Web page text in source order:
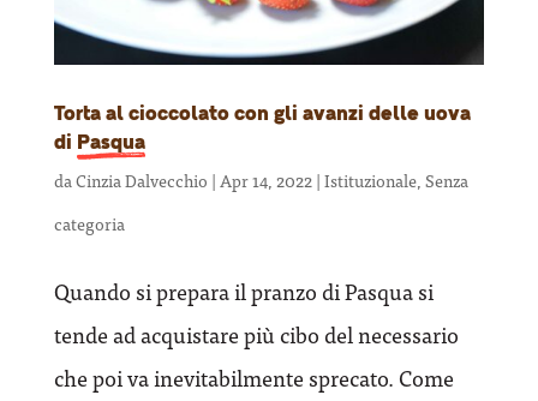
Torta al cioccolato con gli avanzi delle uova
di Pasqua
daCinzia Dalvecchio |Apr 14, 2022|Istituzionale,Senza
categoria
Quando si prepara il pranzo di Pasqua si
tende ad acquistare più cibo del necessario
che poi va inevitabilmente sprecato. Come